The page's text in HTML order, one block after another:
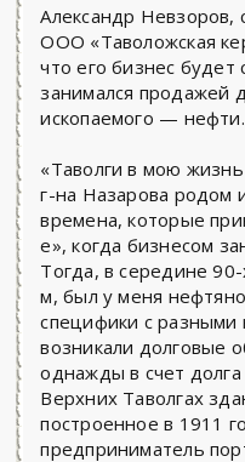
Александр Невзоров,
ООО «Таволожская
что его бизнес будет
занимался продажей
ископаемого — нефти.
«Таволги в мою
г-на Назарова родом
времена, которые
е», когда бизнесом
Тогда, в середине
м, был у меня
специфики с
возникали долговые
однажды в счет
Верхних Таволгах
построенное в 1911
предприниматель